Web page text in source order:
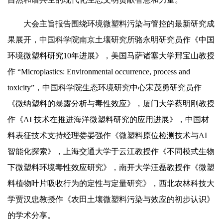
大会主旨报告围绕环境微塑料污染与管控的最新研究成
果展开，中国科学院南京土壤研究所骆永明研究员作《中国
环境微塑料研究10年进展》，美国马萨诸塞大学邢宝山教授
作 “Microplastics: Environmental occurrence, process and
toxicity”，中国科学院生态环境研究中心宋茂勇研究员作
《微纳塑料的暴露分析与毒性效应》，厦门大学蔡明刚教授
作《AI 技术在推进海洋微塑料研究的应用进展》，中国材
料表征技术支持经理娄晏强作《微塑料原位检测技术与AI
智能化探索》，上海交通大学于云江教授作《不同模式生物
下微塑料环境毒性效应研究》，南开大学汪磊教授作《微塑
料植物叶片吸收行为的定性与定量研究》，西北农林科技大
学贾汉忠教授作《农田土壤微塑料污染与效应的初步认识》
的学术分享。